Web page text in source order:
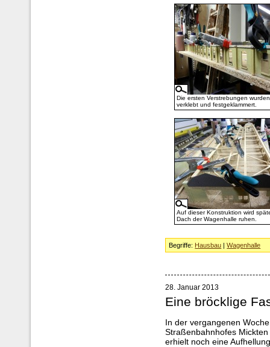
Die ersten Verstrebungen wurden
verklebt und festgeklammert.
Auf dieser Konstruktion wird
Dach der Wagenhalle ruhen.
Begriffe: Hausbau |Wagenhalle
28. Januar 2013
Eine bröcklige
In der vergangenen
Straßenbahnhofes
erhielt noch eine